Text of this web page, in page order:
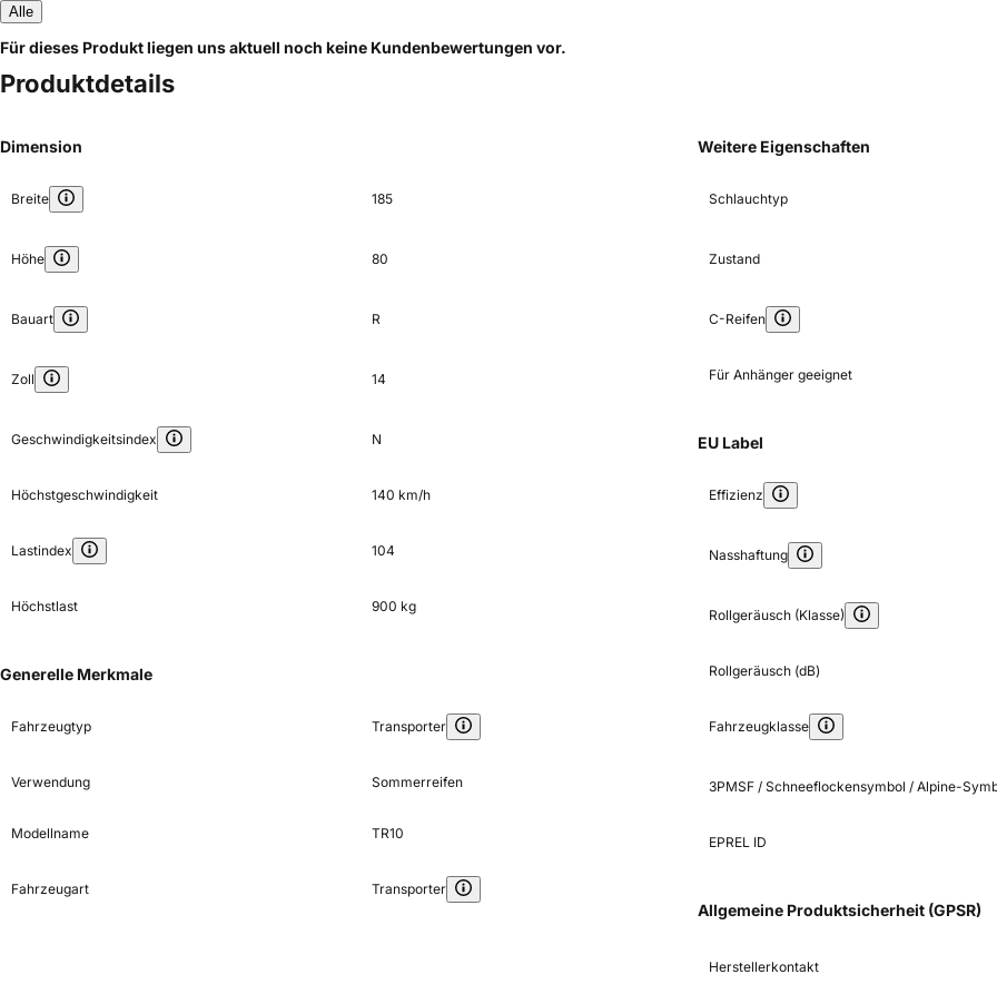
Alle
Für dieses Produkt liegen uns aktuell noch keine Kundenbewertungen vor.
Produktdetails
Dimension
Breite 185
Höhe 80
Bauart R
Zoll 14
Geschwindigkeitsindex N
Höchstgeschwindigkeit 140 km/h
Lastindex 104
Höchstlast 900 kg
Generelle Merkmale
Fahrzeugtyp Transporter
Verwendung Sommerreifen
Modellname TR10
Fahrzeugart Transporter
Weitere Eigenschaften
Schlauchtyp
Zustand
C-Reifen
Für Anhänger geeignet
EU Label
Effizienz
Nasshaftung
Rollgeräusch (Klasse)
Rollgeräusch (dB)
Fahrzeugklasse
3PMSF / Schneeflockensymbol / Alpine-
EPREL ID
Allgemeine Produktsicherheit (GPSR)
Herstellerkontakt